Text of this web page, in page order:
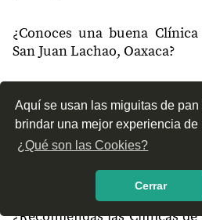
Aquí se usan las miguitas de pan
brindar una mejor experiencia de
¿Qué son las Cookies?
Cerrar
¿Conoces una buena
San Juan Lachao, Oaxaca?
¿Qué tipo de tratamientos
Lachao, Oaxaca?
¿Cómo es el servicio de
encontrar en San Juan Lachao,
¿Recomiendas las Clínicas